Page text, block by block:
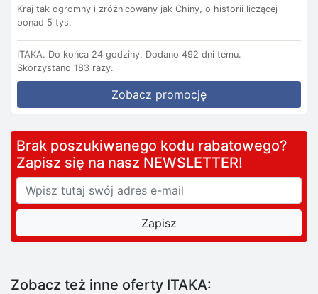
Kraj tak ogromny i zróżnicowany jak Chiny, o historii liczącej
ponad 5 tys.
ITAKA. Do końca 24 godziny. Dodano 492 dni temu.
Skorzystano 183 razy.
Zobacz promocję
Brak poszukiwanego kodu rabatowego?
Zapisz się na nasz NEWSLETTER!
Zobacz też inne oferty ITAKA: